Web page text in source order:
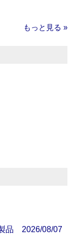
もっと見る »
品 2026/08/07